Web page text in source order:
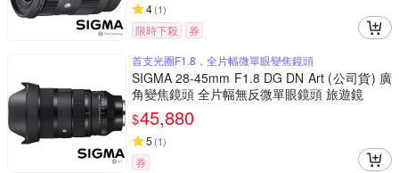
4(1)
限時下殺
券
首支光圈F1.8，全片幅微單眼變焦鏡頭
SIGMA 28-45mm F1.8 DG DN Art (公司貨) 廣
角變焦鏡頭 全片幅無反微單眼鏡頭 旅遊鏡
$45,880
5 (1)
券